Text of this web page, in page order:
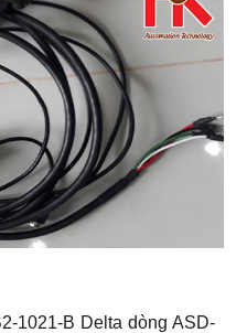
1021-B Delta dòng ASD-